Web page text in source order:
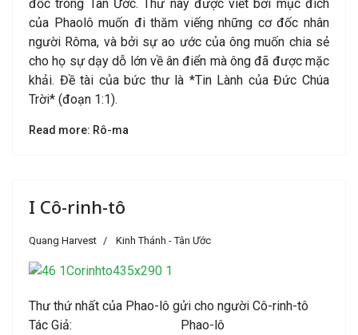
đốc trong Tân Ước. Thư này được viết bởi mục đích
của Phaolô muốn đi thăm viếng những cơ đốc nhân
người Rôma, và bởi sự ao ước của ông muốn chia sẻ
cho họ sự dạy dỗ lớn về ân điển mà ông đã được mặc
khải. Đề tài của bức thư là *Tin Lành của Đức Chúa
Trời* (đoạn 1:1).
Read more: Rô-ma
I Cô-rinh-tô
Quang Harvest Kinh Thánh - Tân Ước
Thư thứ nhất của Phao-lô gửi cho người Cô-rinh-tô
Tác Giả: Phao-lô